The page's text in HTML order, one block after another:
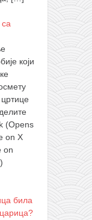
који
(Opens
on X
on
била